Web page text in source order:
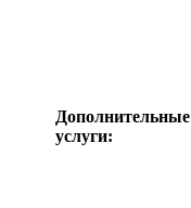
Дополнительные
услуги: